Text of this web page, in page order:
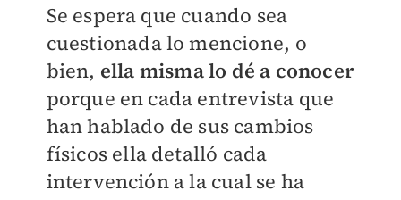
Se espera que cuando sea
cuestionada lo mencione, o
bien, ella misma lo dé a conocer
porque en cada entrevista que
han hablado de sus cambios
físicos ella detalló cada
intervención a la cual se ha